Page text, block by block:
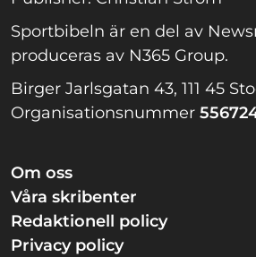
Sportbibeln är en del av
produceras av N365 Group.
Birger Jarlsgatan 43, 111 45
Organisationsnummer
Om oss
Våra skribenter
Redaktionell policy
Privacy policy